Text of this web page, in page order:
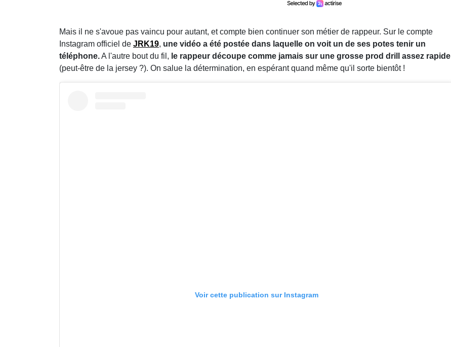
Mais il ne s'avoue pas vaincu pour autant, et compte bien continuer son métier de rappeur. Sur le compte
Instagram officiel de JRK19, une vidéo a été postée dans laquelle on voit un de ses potes tenir un
téléphone.A l'autre bout du fil, le rappeur découpe comme jamais sur une grosse prod drill assez rapide
(peut-être de la jersey ?). On salue la détermination, en espérant quand même qu'il sorte bientôt !
Voir cette publication sur Instagram